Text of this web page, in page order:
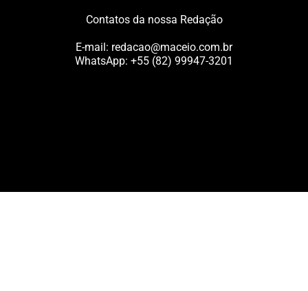
Contatos da nossa Redação
E-mail: redacao@maceio.com.br
WhatsApp: +55 (82) 99947-3201